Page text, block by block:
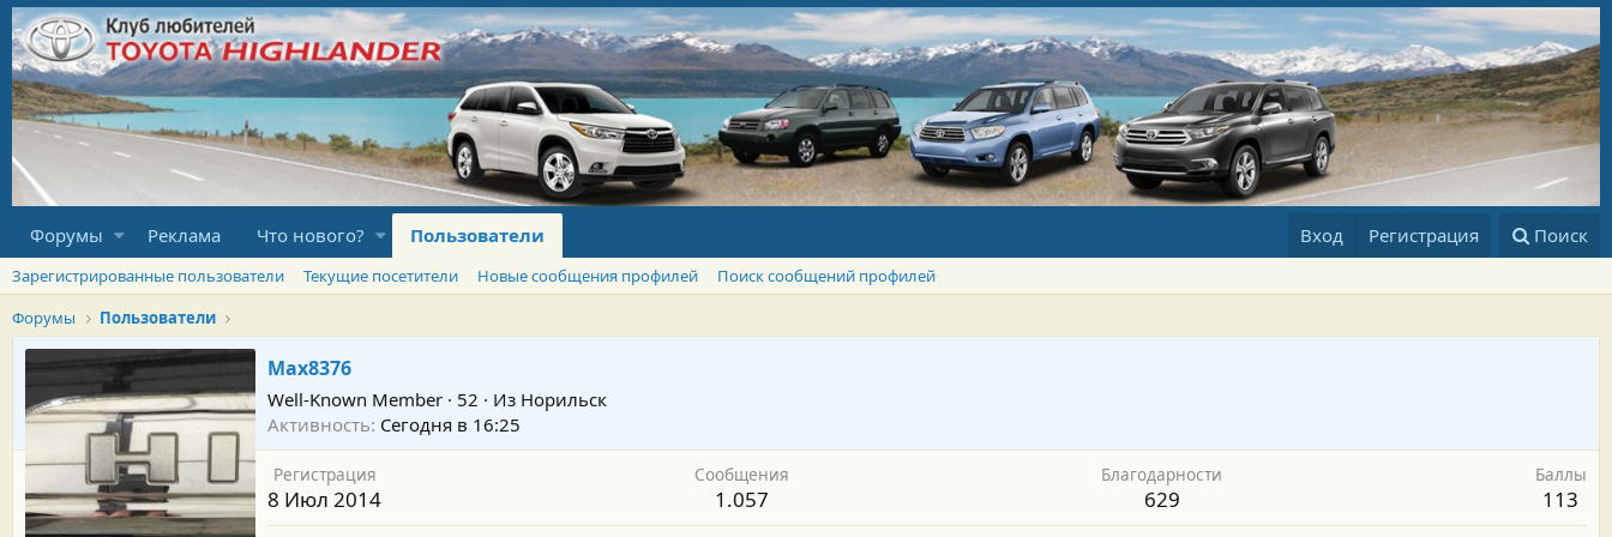
Форумы Реклама Что нового? Пользователи Вход Регистрация Поиск
Зарегистрированные пользователи Текущие посетители Новые сообщения профилей
Поиск сообщений профилей
Форумы
Пользователи
Max8376
Well-Known Member · 52 · Из Норильск
Активность Сегодня в 16:25
Регистрация
8 Июл 2014
Сообщения
1.057
Благодарности
629
Баллы
113